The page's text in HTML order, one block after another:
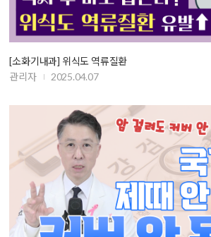
[소화기내과] 위식도 역류질환
관리자
2025.04.07